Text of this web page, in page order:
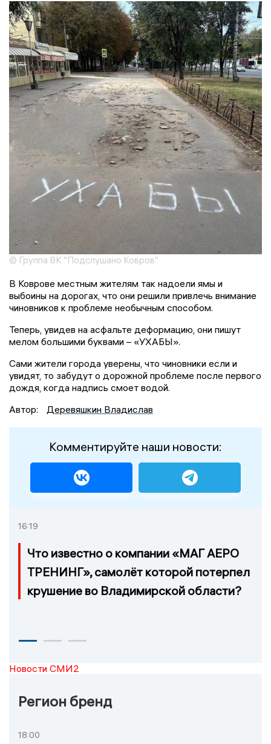
© Группа ВК "Подслушано Ковров"
В Коврове местным жителям так надоели ямы и
выбоины на дорогах, что они решили привлечь внимание
чиновников к проблеме необычным способом.
Теперь, увидев на асфальте деформацию, они пишут
мелом большими буквами – «УХАБЫ».
Сами жители города уверены, что чиновники если и
увидят, то забудут о дорожной проблеме после первого
дождя, когда надпись смоет водой.
Автор:
Деревяшкин Владислав
Комментируйте наши новости:
16:19
Что известно о компании «МАГ АЕРО
ТРЕНИНГ», самолёт которой потерпел
крушение во Владимирской области?
Новости СМИ2
Регион бренд
18:00